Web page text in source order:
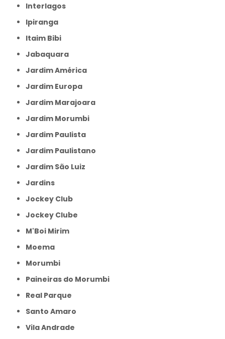
Interlagos
Ipiranga
Itaim Bibi
Jabaquara
Jardim América
Jardim Europa
Jardim Marajoara
Jardim Morumbi
Jardim Paulista
Jardim Paulistano
Jardim São Luiz
Jardins
Jockey Club
Jockey Clube
M'Boi Mirim
Moema
Morumbi
Paineiras do Morumbi
Real Parque
Santo Amaro
Vila Andrade